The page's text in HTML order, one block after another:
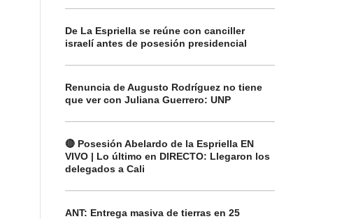
De La Espriella se reúne con canciller
israelí antes de posesión presidencial
Renuncia de Augusto Rodríguez no tiene
que ver con Juliana Guerrero: UNP
🔴 Posesión Abelardo de la Espriella EN
VIVO | Lo último en DIRECTO: Llegaron los
delegados a Cali
ANT: Entrega masiva de tierras en 25